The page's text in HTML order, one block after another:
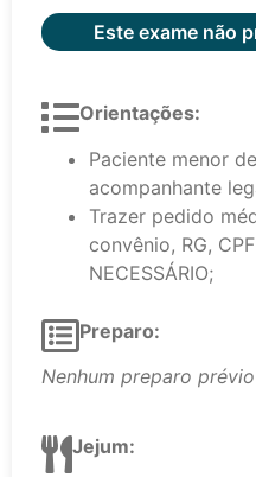
Este exame não
Orientações:
Paciente menor
acompanhante
Trazer pedido
convênio, RG,
NECESSÁRIO;
Preparo:
Nenhum preparo
Jejum: